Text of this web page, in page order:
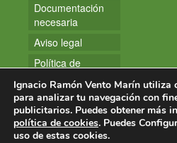
Documentación
necesaria
Aviso legal
Política de
privacidad
Política de
cookies
Ignacio Ramón Vento Marín utiliza
para analizar tu navegación con
publicitarios. Puedes obtener más
política de cookies. Puedes
uso de estas cookies.